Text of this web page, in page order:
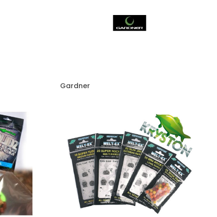
Gardner